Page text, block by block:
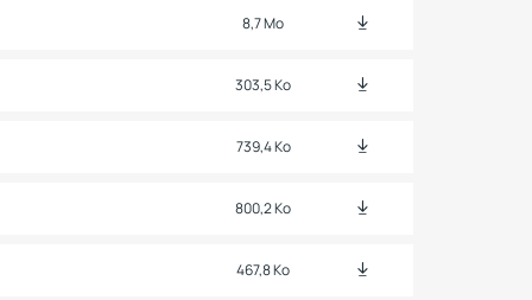
8,7 Mo
303,5 Ko
739,4 Ko
800,2 Ko
467,8 Ko